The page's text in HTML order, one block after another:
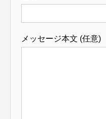
メッセージ本文 (任意)